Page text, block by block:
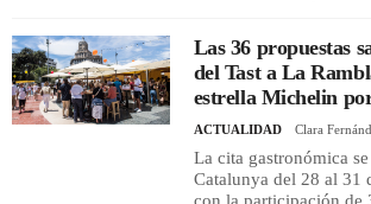
Las 36 propuestas
del Tast a La
estrella Michelin
ACTUALIDAD Clara
La cita gastronómica
Catalunya del 28 al 31
con la participación de